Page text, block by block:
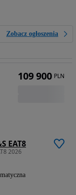
Zobacz ogłoszenia
EAT8
2026
109 900 PLN